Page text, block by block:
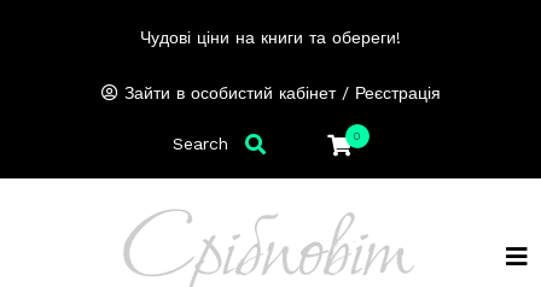
Чудові ціни на книги та обереги!
Зайти в особистий кабінет / Реєстрація
0
Search